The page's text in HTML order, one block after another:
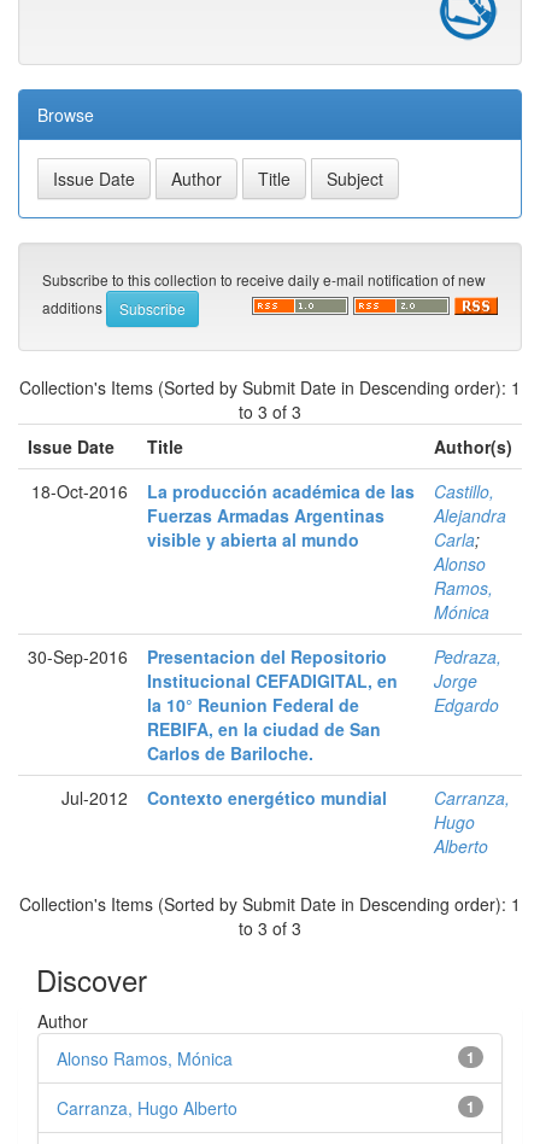
Browse
Subscribe to this collection to receive daily e-mail notification of new
additions
Collection's Items (Sorted by Submit Date in Descending order): 1
to 3 of 3
Issue Date
Title
Author(s)
18-Oct-2016
La producción académica de las
Fuerzas Armadas Argentinas
visible y abierta al mundo
Castillo,
Alejandra
Carla;
Alonso
Ramos,
Mónica
30-Sep-2016
Presentacion del Repositorio
Institucional CEFADIGITAL, en
la 10° Reunion Federal de
REBIFA, en la ciudad de San
Carlos de Bariloche.
Pedraza,
Jorge
Edgardo
Jul-2012 Contexto energético mundial
Carranza,
Hugo
Alberto
Collection's Items (Sorted by Submit Date in Descending order): 1
to 3 of 3
Discover
Author
1
Alonso Ramos, Mónica
1
Carranza, Hugo Alberto